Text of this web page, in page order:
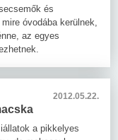
és
óvodába kerülnek,
az egyes
2012.05.22.
a pikkelyes